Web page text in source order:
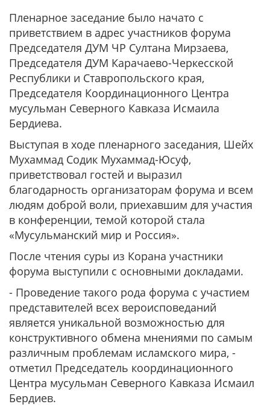
Пленарное заседание было начато с
приветствием в адрес участников форума
Председателя ДУМ ЧР Султана Мирзаева,
Председателя ДУМ Карачаево-Черкесской
Республики и Ставропольского края,
Председателя Координационного Центра
мусульман Северного Кавказа Исмаила
Бердиева.
Выступая в ходе пленарного заседания, Шейх
Мухаммад Содик Мухаммад-Юсуф,
приветствовал гостей и выразил
благодарность организаторам форума и всем
людям доброй воли, приехавшим для участия
в конференции, темой которой стала
«Мусульманский мир и Россия».
После чтения суры из Корана участники
форума выступили с основными докладами.
- Проведение такого рода форума с участием
представителей всех вероисповеданий
является уникальной возможностью для
конструктивного обмена мнениями по самым
различным проблемам исламского мира, -
отметил Председатель координационного
Центра мусульман Северного Кавказа Исмаил
Бердиев.